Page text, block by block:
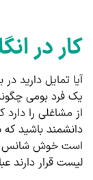
کار در
آیا تمایل دارید در
یک فرد بومی
از مشاغلی را دارد
دانشمند باشید
است خوش شانس
لیست قرار دارند